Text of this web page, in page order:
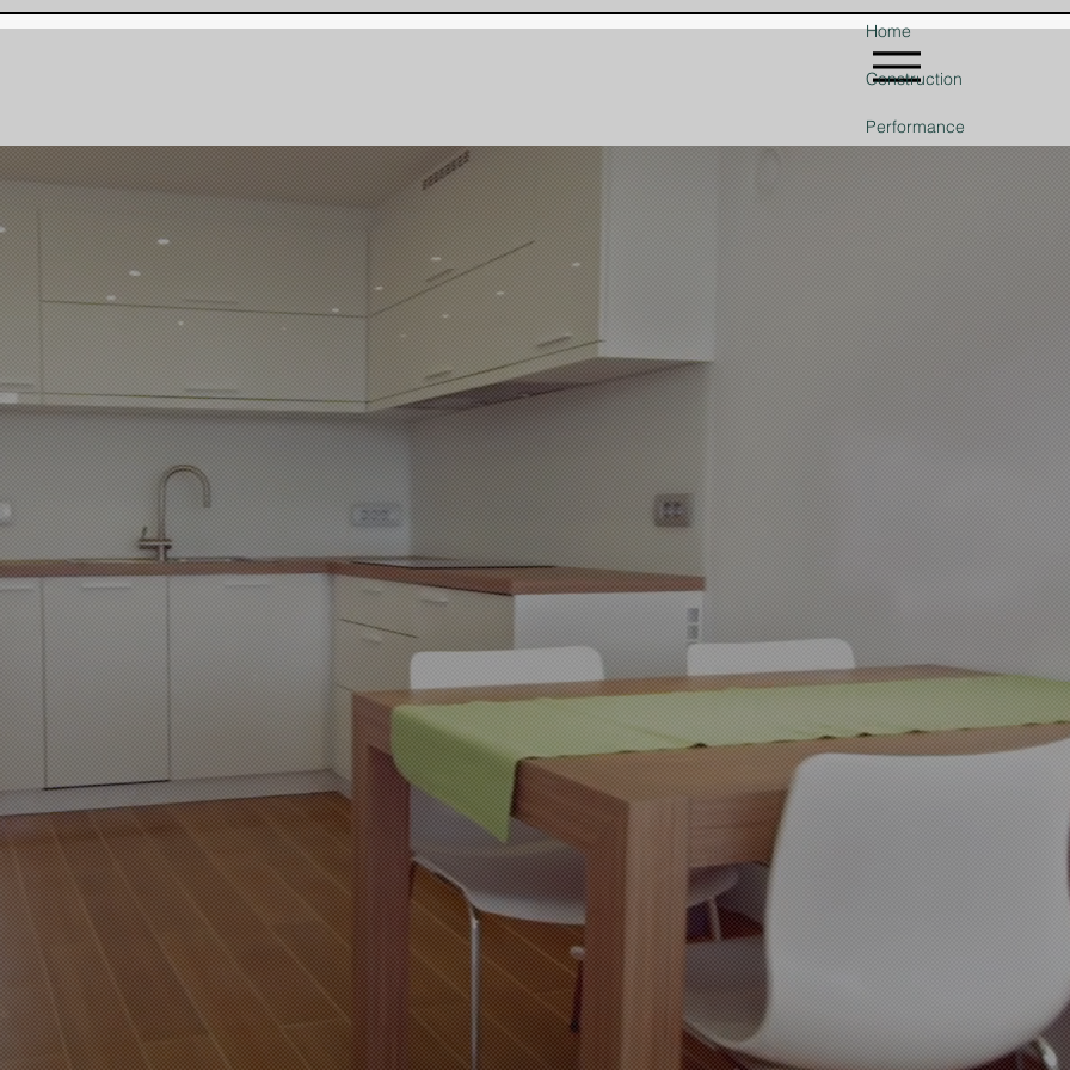
Home
Construction
Performance